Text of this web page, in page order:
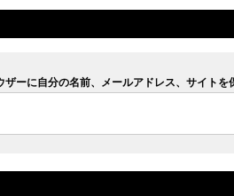
ーに自分の名前、メールアドレス、サイトを